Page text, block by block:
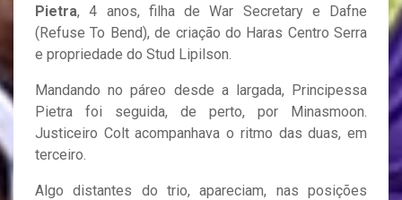
Pietra, 4 anos, filha de War Secretary e Dafne
(Refuse To Bend), de criação do Haras Centro Serra
e propriedade do Stud Lipilson.
Mandando no páreo desde a largada, Principessa
Pietra foi seguida, de perto, por Minasmoon.
Justiceiro Colt acompanhava o ritmo das duas, em
terceiro.
Algo distantes do trio, apareciam, nas posições